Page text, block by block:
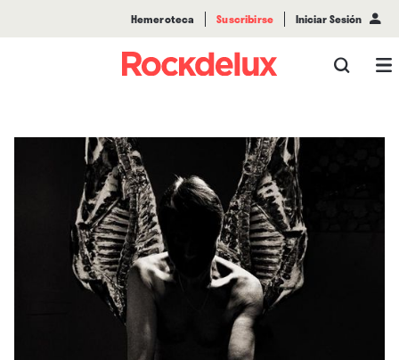
Hemeroteca Suscribirse Iniciar Sesión